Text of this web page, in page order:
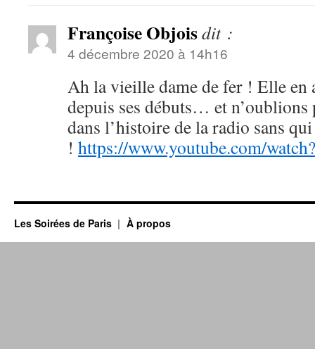
Françoise Objoisdit :
4 décembre 2020 à 14h16
Ah la vieille dame de fer ! Elle en
depuis ses débuts… et n’oublions
dans l’histoire de la radio sans
! https://www.youtube.com/
Les Soirées de Paris À propos